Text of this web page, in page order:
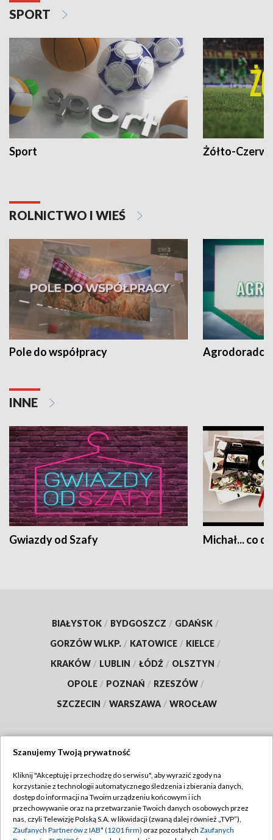
SPORT
Sport Żółto-
ROLNICTWO I WIEŚ
Pole do współpracy Agrodoradcy
INNE
Gwiazdy od Szafy Michał... co
BIAŁYSTOK / BYDGOSZCZ / GDAŃSK /
GORZÓW WLKP. / KATOWICE / KIELCE /
KRAKÓW / LUBLIN / ŁÓDŹ / OLSZTYN /
OPOLE / POZNAŃ / RZESZÓW /
SZCZECIN / WARSZAWA / WROCŁAW
TVP
Abonament TVP
Emisja w TVP
Regulamin TVP
Polityka prywatności
Szanujemy Twoją prywatność
Kliknij "Akceptuję i przechodzę do serwisu", aby wyrazić zgody na
korzystanie z technologii automatycznego śledzenia i zbierania danych,
dostęp do informacji na Twoim urządzeniu końcowym i ich
przechowywanie oraz na przetwarzanie Twoich danych osobowych przez
nas, czyli Telewizję Polską S.A. w likwidacji (zwaną dalej również „TVP”),
Zaufanych Partnerów z IAB* (1201 firm) oraz pozostałych Zaufanych